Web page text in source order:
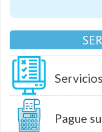
Pague